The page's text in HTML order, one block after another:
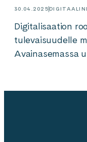
30.04.2025
Digitalisaation
tulevaisuudelle
Avainasemassa